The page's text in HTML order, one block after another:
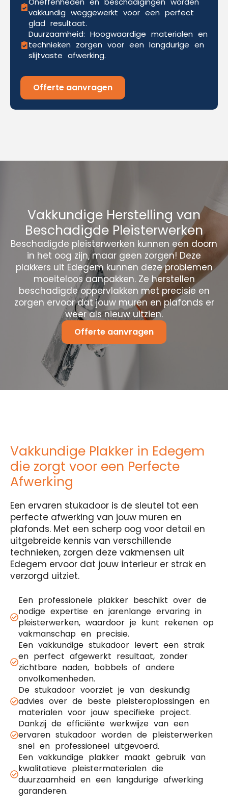
vakkundig weggewerkt voor een perfect
glad resultaat.
Duurzaamheid: Hoogwaardige materialen en
technieken zorgen voor een langdurige en
slijtvaste afwerking.
Offerte aanvragen
Vakkundige Herstelling van
Beschadigde Pleisterwerken
Beschadigde pleisterwerken kunnen een doorn
in het oog zijn, maar geen zorgen! Deze
plakkers uit Edegem kunnen deze problemen
moeiteloos aanpakken. Ze herstellen
beschadigde oppervlakken met precisie en
zorgen ervoor dat jouw muren en plafonds er
weer als nieuw uitzien.
Offerte aanvragen
Vakkundige Plakker in Edegem
die zorgt voor een Perfecte
Afwerking
Een ervaren stukadoor is de sleutel tot een
perfecte afwerking van jouw muren en
plafonds. Met een scherp oog voor detail en
uitgebreide kennis van verschillende
technieken, zorgen deze vakmensen uit
Edegem ervoor dat jouw interieur er strak en
verzorgd uitziet.
Een professionele plakker beschikt over de
nodige expertise en jarenlange ervaring in
pleisterwerken, waardoor je kunt rekenen op
vakmanschap en precisie.
Een vakkundige stukadoor levert een strak
en perfect afgewerkt resultaat, zonder
zichtbare naden, bobbels of andere
onvolkomenheden.
De stukadoor voorziet je van deskundig
advies over de beste pleisteroplossingen en
materialen voor jouw specifieke project.
Dankzij de efficiënte werkwijze van een
ervaren stukadoor worden de pleisterwerken
snel en professioneel uitgevoerd.
Een vakkundige plakker maakt gebruik van
kwalitatieve pleistermaterialen die
duurzaamheid en een langdurige afwerking
garanderen.